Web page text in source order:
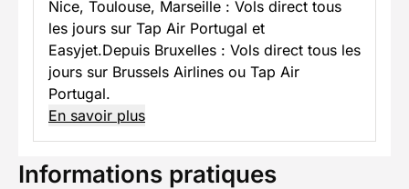
Nice, Toulouse, Marseille : Vols direct tous
les jours sur Tap Air Portugal et
Easyjet.Depuis Bruxelles : Vols direct tous les
jours sur Brussels Airlines ou Tap Air
Portugal.
En savoir plus
Informations pratiques